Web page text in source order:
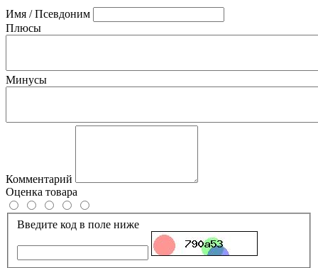
Имя / Псевдоним
Плюсы
Минусы
Комментарий
Оценка товара
Введите код в поле ниже